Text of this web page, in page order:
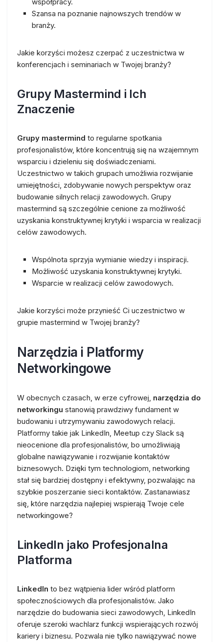
Szansa na poznanie najnowszych trendów w
branży.
Jakie korzyści możesz czerpać z uczestnictwa w
konferencjach i seminariach w Twojej branży?
Grupy Mastermind i Ich
Znaczenie
Grupy mastermind to regularne spotkania
profesjonalistów, które koncentrują się na wzajemnym
wsparciu i dzieleniu się doświadczeniami.
Uczestnictwo w takich grupach umożliwia rozwijanie
umiejętności, zdobywanie nowych perspektyw oraz
budowanie silnych relacji zawodowych. Grupy
mastermind są szczególnie cenione za możliwość
uzyskania konstruktywnej krytyki i wsparcia w realizacji
celów zawodowych.
Wspólnota sprzyja wymianie wiedzy i inspiracji.
Możliwość uzyskania konstruktywnej krytyki.
Wsparcie w realizacji celów zawodowych.
Jakie korzyści może przynieść Ci uczestnictwo w
grupie mastermind w Twojej branży?
Narzędzia i Platformy
Networkingowe
W obecnych czasach, w erze cyfrowej, narzędzia do
networkingu stanowią prawdziwy fundament w
budowaniu i utrzymywaniu zawodowych relacji.
Platformy takie jak LinkedIn, Meetup czy Slack są
nieocenione dla profesjonalistów, bo umożliwiają
globalne nawiązywanie i rozwijanie kontaktów
biznesowych. Dzięki tym technologiom, networking
stał się bardziej dostępny i efektywny, pozwalając na
szybkie poszerzanie sieci kontaktów. Zastanawiasz
się, które narzędzia najlepiej wspierają Twoje cele
networkingowe?
LinkedIn jako Profesjonalna
Platforma
LinkedIn to bez wątpienia lider wśród platform
społecznościowych dla profesjonalistów. Jako
narzędzie do budowania sieci zawodowych, LinkedIn
oferuje szeroki wachlarz funkcji wspierających rozwój
kariery i biznesu. Pozwala nie tylko nawiązywać nowe